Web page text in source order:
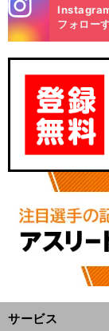
m
フォロー
サービス